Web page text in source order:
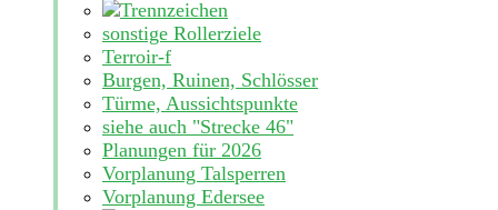
sonstige Rollerziele
Terroir-f
Burgen, Ruinen, Schlösser
Türme, Aussichtspunkte
siehe auch "Strecke 46"
Planungen für 2026
Vorplanung Talsperren
Vorplanung Edersee